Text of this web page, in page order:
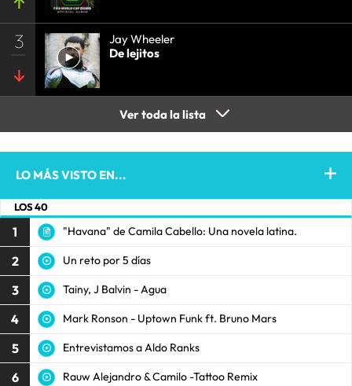
3
Jay Wheeler
De lejitos
Ver toda la lista
LO MÁS VISTO EN...
LOS 40
1 "Havana" de Camila Cabello: Una novela latina.
2 Un reto por 5 días
3 Tainy, J Balvin - Agua
4 Mark Ronson - Uptown Funk ft. Bruno Mars
5 Entrevistamos a Aldo Ranks
6 Rauw Alejandro & Camilo -Tattoo Remix